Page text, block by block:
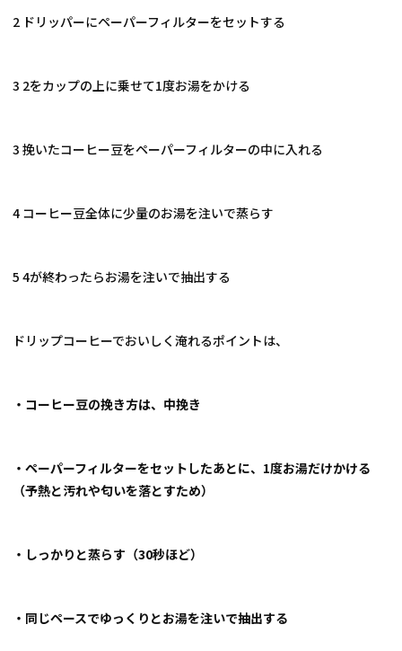
2 ドリッパーにペーパーフィルターをセットする
3 2をカップの上に乗せて1度お湯をかける
3 挽いたコーヒー豆をペーパーフィルターの中に入れる
4 コーヒー豆全体に少量のお湯を注いで蒸らす
5 4が終わったらお湯を注いで抽出する
ドリップコーヒーでおいしく淹れるポイントは、
・コーヒー豆の挽き方は、中挽き
・ペーパーフィルターをセットしたあとに、1度お湯だけかける
（予熱と汚れや匂いを落とすため）
・しっかりと蒸らす（30秒ほど）
・同じペースでゆっくりとお湯を注いで抽出する